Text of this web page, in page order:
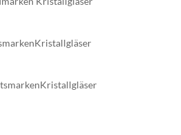
Kristallgläser
Kristallgläser